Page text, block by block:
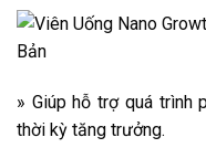
» Giúp hỗ trợ quá trình
thời kỳ tăng trưởng.